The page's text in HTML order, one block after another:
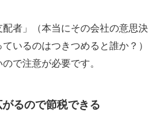
者」（本当にその会社の意思決
いるのはつきつめると誰か？）
で注意が必要です。
るので節税できる